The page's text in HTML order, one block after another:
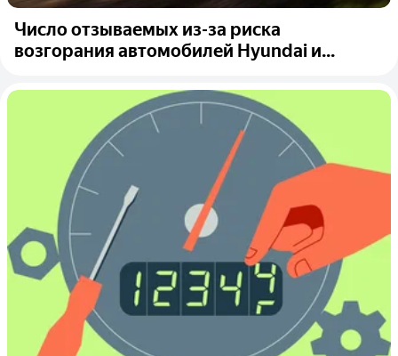
Число отзываемых из-за риска
возгорания автомобилей Hyundai и...